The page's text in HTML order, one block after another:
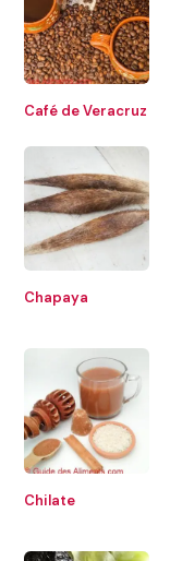
Café de Veracruz
Chapaya
Chilate